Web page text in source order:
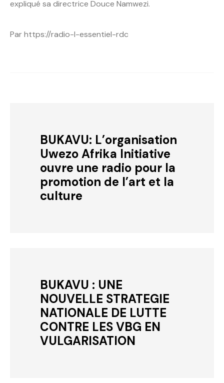
expliqué sa directrice Douce Namwezi.
Par https://radio-l-essentiel-rdc
BUKAVU: L’organisation
Uwezo Afrika Initiative
ouvre une radio pour la
promotion de l’art et la
culture
BUKAVU : UNE
NOUVELLE STRATEGIE
NATIONALE DE LUTTE
CONTRE LES VBG EN
VULGARISATION